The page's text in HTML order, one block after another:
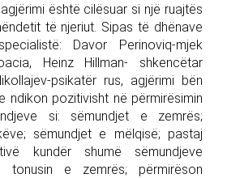
është cilësuar si një ruajtës
të njeriut. Sipas të dhënave
Davor Perinoviq-mjek
Heinz Hillman- shkencëtar
psikatër rus, agjërimi bën
ndikon pozitivisht në përmirësimin
si: sëmundjet e zemrës;
sëmundjet e mëlqisë; pastaj
kundër shumë sëmundjeve
tonusin e zemrës; përmirëson